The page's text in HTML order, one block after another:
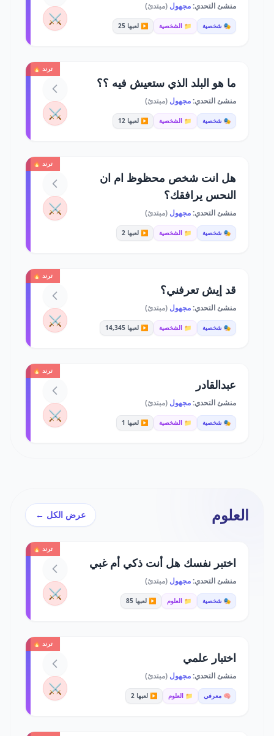
منشئ التحدي:مجهول (مبتدئ)
🎭 شخصية 📁 الشخصية ▶️ لعبها 25 ⚔️
ترند 🔥
ما هو البلد الذي ستعيش فيه ؟؟
منشئ التحدي:مجهول (مبتدئ)
🎭 شخصية 📁 الشخصية ▶️ لعبها 12 ⚔️
ترند 🔥
هل انت شخص محظوظ ام ان
النحس يرافقك؟
منشئ التحدي:مجهول (مبتدئ)
🎭 شخصية 📁 الشخصية ▶️ لعبها 2
⚔️
ترند 🔥
قد إيش تعرفني؟
منشئ التحدي:مجهول (مبتدئ)
🎭 شخصية 📁 الشخصية ▶️ لعبها 14,345 ⚔️
ترند 🔥
عبدالقادر
منشئ التحدي:مجهول (مبتدئ)
🎭 شخصية 📁 الشخصية ▶️ لعبها 1 ⚔️
العلوم عرض الكل ←
ترند 🔥
اختبر نفسك هل أنت ذكي أم غبي
منشئ التحدي:مجهول (مبتدئ)
🎭 شخصية 📁 العلوم ▶️ لعبها 85 ⚔️
ترند 🔥
اختبار علمي
منشئ التحدي:مجهول (مبتدئ)
🧠 معرفي 📁 العلوم ▶️ لعبها 2 ⚔️